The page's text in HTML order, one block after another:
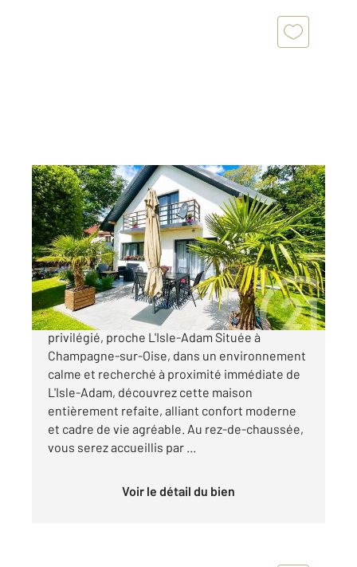
CHAMPAGNE SUR OISE 95
110,87 m2, 5 pièces
Ref : 679827
Maison à vendre
449 000 €
Champagne-sur-Oise Environnement
privilégié, proche L'Isle-Adam Située à
Champagne-sur-Oise, dans un environnement
calme et recherché à proximité immédiate de
L'Isle-Adam, découvrez cette maison
entièrement refaite, alliant confort moderne
et cadre de vie agréable. Au rez-de-chaussée,
vous serez accueillis par ...
Voir le détail du bien